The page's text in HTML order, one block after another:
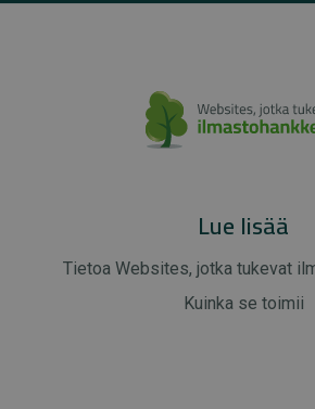
Lue lisää
Tietoa Websites, jotka tukevat
Kuinka se toimii